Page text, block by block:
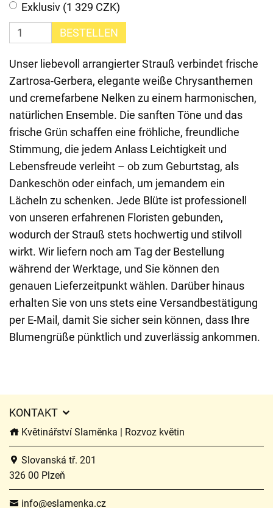
Exklusiv (1 329 CZK)
BESTELLEN
Unser liebevoll arrangierter Strauß verbindet frische
Zartrosa-Gerbera, elegante weiße Chrysanthemen
und cremefarbene Nelken zu einem harmonischen,
natürlichen Ensemble. Die sanften Töne und das
frische Grün schaffen eine fröhliche, freundliche
Stimmung, die jedem Anlass Leichtigkeit und
Lebensfreude verleiht – ob zum Geburtstag, als
Dankeschön oder einfach, um jemandem ein
Lächeln zu schenken. Jede Blüte ist professionell
von unseren erfahrenen Floristen gebunden,
wodurch der Strauß stets hochwertig und stilvoll
wirkt. Wir liefern noch am Tag der Bestellung
während der Werktage, und Sie können den
genauen Lieferzeitpunkt wählen. Darüber hinaus
erhalten Sie von uns stets eine Versandbestätigung
per E-Mail, damit Sie sicher sein können, dass Ihre
Blumengrüße pünktlich und zuverlässig ankommen.
KONTAKT
Květinářství Slaměnka | Rozvoz květin
Slovanská tř. 201
326 00 Plzeň
info@eslamenka.cz